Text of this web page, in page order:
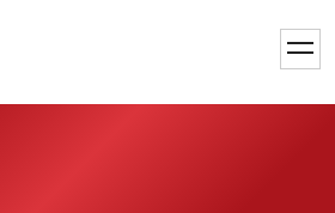
toggle